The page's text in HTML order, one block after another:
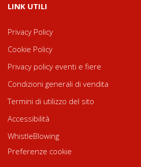
LINK UTILI
Privacy Policy
Cookie Policy
Privacy policy eventi e fiere
Condizioni generali di vendita
Termini di utilizzo del sito
Accessibilità
WhistleBlowing
Preferenze cookie